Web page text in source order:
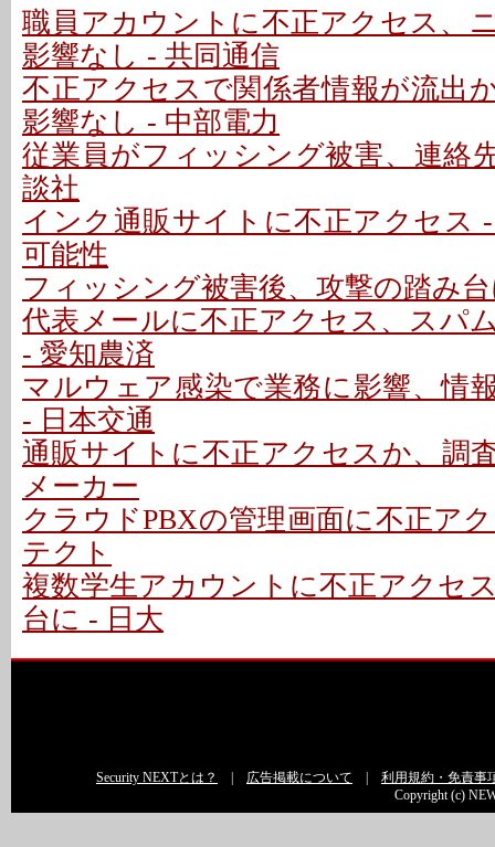
職員アカウントに不正アクセス、
影響なし - 共同通信
不正アクセスで関係者情報が流出
影響なし - 中部電力
従業員がフィッシング被害、連絡
談社
インク通販サイトに不正アクセス
可能性
フィッシング被害後、攻撃の踏み
代表メールに不正アクセス、スパ
- 愛知農済
マルウェア感染で業務に影響、情
- 日本交通
通販サイトに不正アクセスか、調
メーカー
クラウドPBXの管理画面に不正ア
テクト
複数学生アカウントに不正アクセ
台に - 日大
Security NEXTとは？ 広告掲載について
利用規約・免責事
Copyright (c)